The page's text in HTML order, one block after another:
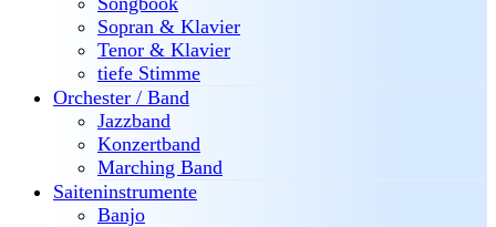
Sopran & Klavier
Tenor & Klavier
tiefe Stimme
Orchester / Band
Jazzband
Konzertband
Marching Band
Saiteninstrumente
Banjo